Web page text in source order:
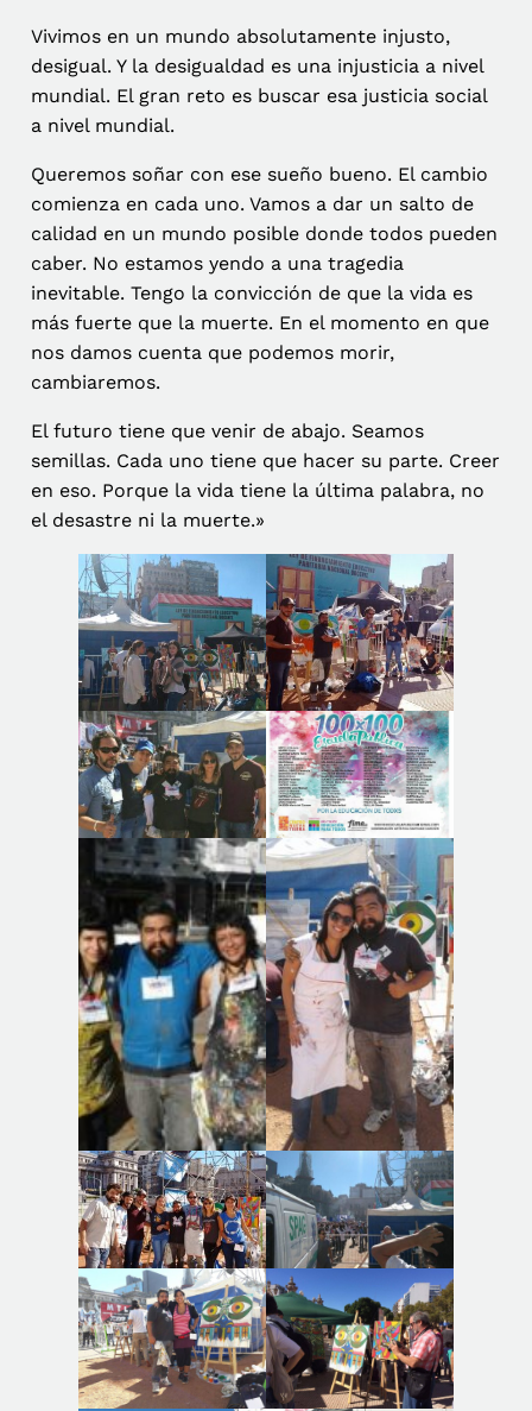
Vivimos en un mundo absolutamente injusto,
desigual. Y la desigualdad es una injusticia a nivel
mundial. El gran reto es buscar esa justicia social
a nivel mundial.
Queremos soñar con ese sueño bueno. El cambio
comienza en cada uno. Vamos a dar un salto de
calidad en un mundo posible donde todos pueden
caber. No estamos yendo a una tragedia
inevitable. Tengo la convicción de que la vida es
más fuerte que la muerte. En el momento en que
nos damos cuenta que podemos morir,
cambiaremos.
El futuro tiene que venir de abajo. Seamos
semillas. Cada uno tiene que hacer su parte. Creer
en eso. Porque la vida tiene la última palabra, no
el desastre ni la muerte.»